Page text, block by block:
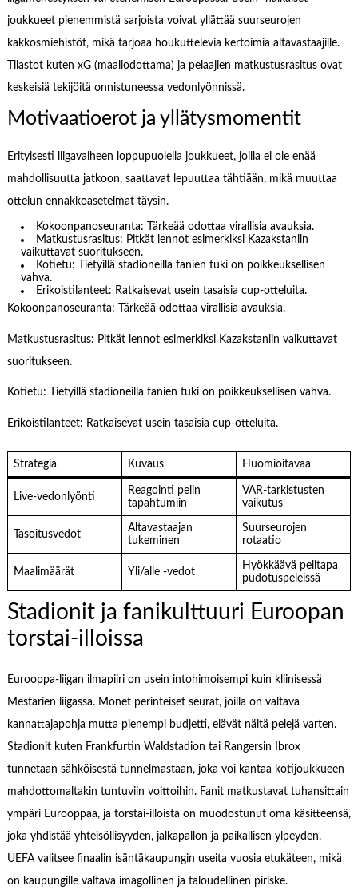
joukkueet pienemmistä sarjoista voivat yllättää suurseurojen
kakkosmiehistöt, mikä tarjoaa houkuttelevia kertoimia altavastaajille.
Tilastot kuten xG (maaliodottama) ja pelaajien matkustusrasitus ovat
keskeisiä tekijöitä onnistuneessa vedonlyönnissä.
Motivaatioerot ja yllätysmomentit
Erityisesti liigavaiheen loppupuolella joukkueet, joilla ei ole enää
mahdollisuutta jatkoon, saattavat lepuuttaa tähtiään, mikä muuttaa
ottelun ennakkoasetelmat täysin.
Kokoonpanoseuranta: Tärkeää odottaa virallisia avauksia.
Matkustusrasitus: Pitkät lennot esimerkiksi Kazakstaniin
vaikuttavat suoritukseen.
Kotietu: Tietyillä stadioneilla fanien tuki on poikkeuksellisen
vahva.
Erikoistilanteet: Ratkaisevat usein tasaisia cup-otteluita.
Kokoonpanoseuranta: Tärkeää odottaa virallisia avauksia.
Matkustusrasitus: Pitkät lennot esimerkiksi Kazakstaniin vaikuttavat
suoritukseen.
Kotietu: Tietyillä stadioneilla fanien tuki on poikkeuksellisen vahva.
Erikoistilanteet: Ratkaisevat usein tasaisia cup-otteluita.
Strategia Kuvaus Huomioitavaa
Live-vedonlyönti
Reagointi pelin
tapahtumiin
VAR-tarkistusten
vaikutus
Tasoitusvedot
Altavastaajan
tukeminen
Suurseurojen
rotaatio
Maalimäärät Yli/alle -vedot
Hyökkäävä pelitapa
pudotuspeleissä
Stadionit ja fanikulttuuri Euroopan
torstai-illoissa
Eurooppa-liigan ilmapiiri on usein intohimoisempi kuin kliinisessä
Mestarien liigassa. Monet perinteiset seurat, joilla on valtava
kannattajapohja mutta pienempi budjetti, elävät näitä pelejä varten.
Stadionit kuten Frankfurtin Waldstadion tai Rangersin Ibrox
tunnetaan sähköisestä tunnelmastaan, joka voi kantaa kotijoukkueen
mahdottomaltakin tuntuviin voittoihin. Fanit matkustavat tuhansittain
ympäri Eurooppaa, ja torstai-illoista on muodostunut oma käsitteensä,
joka yhdistää yhteisöllisyyden, jalkapallon ja paikallisen ylpeyden.
UEFA valitsee finaalin isäntäkaupungin useita vuosia etukäteen, mikä
on kaupungille valtava imagollinen ja taloudellinen piriske.